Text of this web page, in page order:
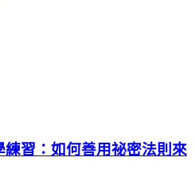
習：如何善用祕密法則來